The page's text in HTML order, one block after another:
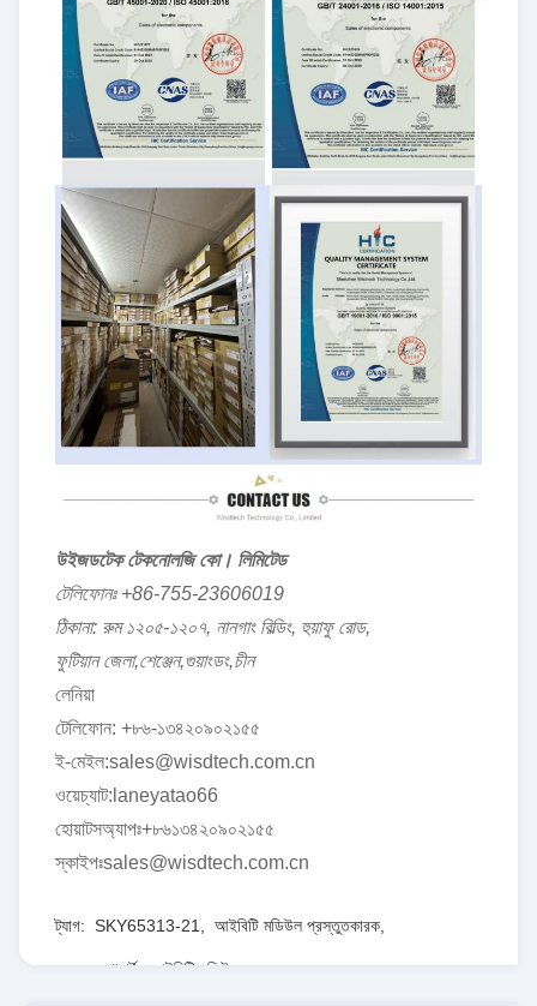
উইজডটেক টেকনোলজি কো। লিমিটেড
টেলিফোনঃ +86-755-23606019
ঠিকানা: রুম ১২০৫-১২০৭, নানগাং বিল্ডিং, হুয়াফু রোড,
ফুটিয়ান জেলা,শেঞ্জেন,গুয়াংডং,চীন
লেনিয়া
টেলিফোন: +৮৬-১৩৪২০৯০২১৫৫
ই-মেইল:sales@wisdtech.com.cn
ওয়েচ্যাট:laneyatao66
হোয়াটসঅ্যাপঃ+৮৬১৩৪২০৯০২১৫৫
স্কাইপঃsales@wisdtech.com.cn
ট্যাগ: SKY65313-21 আইবিটি মডিউল প্রস্তুতকারক
৯০০ মেগাহার্টজ আইবিটি মডিউল